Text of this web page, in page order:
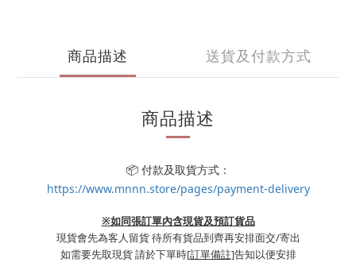
商品描述 送貨及付款方式
商品描述
📦 付款及取貨方式：
https://www.mnnn.store/pages/payment-delivery
※如同張訂單內含現貨及預訂貨品
現貨會先為客人留貨 待所有貨品到齊再安排面交/寄出
如需要先取現貨 請於下單時[訂單備註]告知以便安排